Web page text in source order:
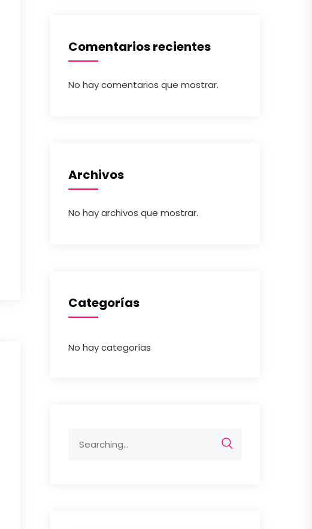
Comentarios recientes
No hay comentarios que mostrar.
Archivos
No hay archivos que mostrar.
Categorías
No hay categorías
for: